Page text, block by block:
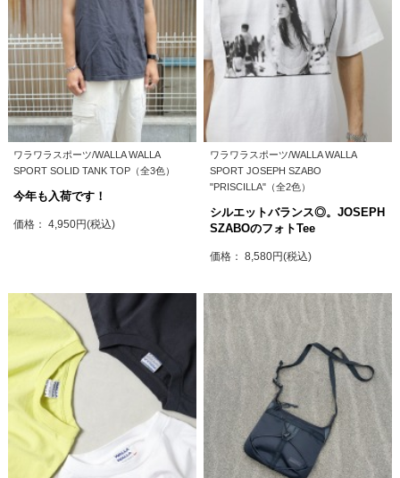
ワラワラスポーツ/WALLA WALLA
SPORT SOLID TANK TOP（全3色）
今年も入荷です！
価格： 4,950円(税込)
ワラワラスポーツ/WALLA WALLA
SPORT JOSEPH SZABO
"PRISCILLA"（全2色）
シルエットバランス◎。JOSEPH
SZABOのフォトTee
価格： 8,580円(税込)